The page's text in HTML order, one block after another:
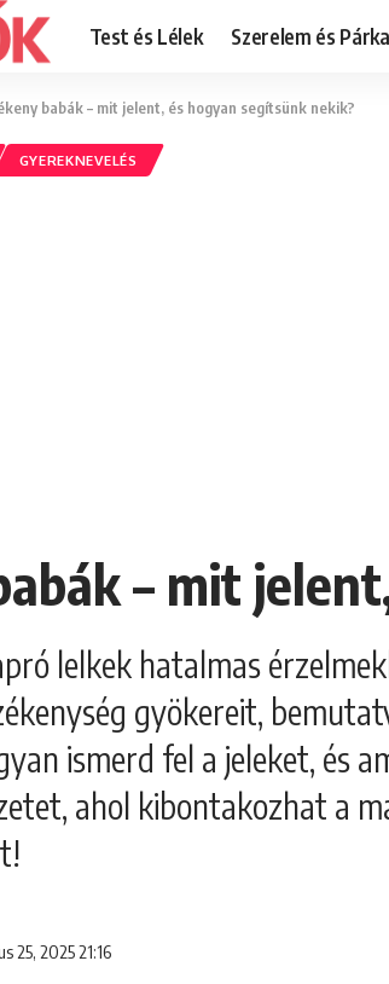
Test és Lélek Szerelem és
babák – mit jelent, és hogyan segítsünk nekik?
GYEREKNEVELÉS
– mit
lelkek hatalmas
gyökereit,
ismerd fel a jeleket, és
ahol kibontakozhat a
25, 2025 21:16